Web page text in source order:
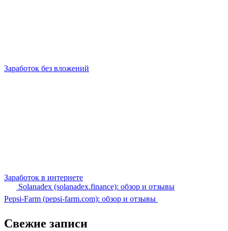
Заработок без вложений
Заработок в интернете
Solanadex (solanadex.finance): обзор и отзывы
Pepsi-Farm (pepsi-farm.com): обзор и отзывы
Свежие записи